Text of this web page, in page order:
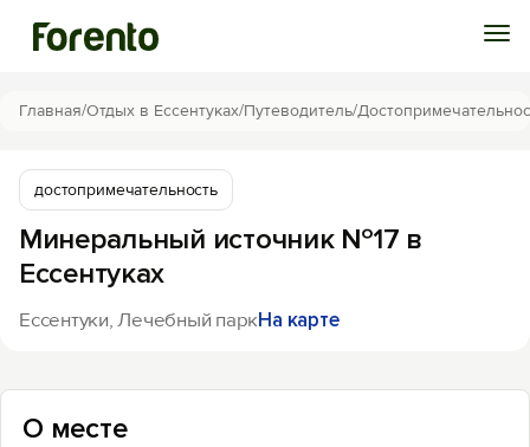
Войти
Избранное
История просмотра
Добавить свой объект
Главная/Отдых в Ессентуках/Путеводитель/
достопримечательность
Минеральный источник №17 в
Ессентуках
Ессентуки, Лечебный паркНа карте
О месте